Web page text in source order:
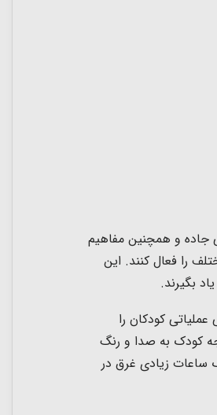
جاده و همچنین مفاهیم
را فعال کنند. این
بگیرند.
کودکان را
کودک به صدا و رنگ
ساعات زیادی غرق در